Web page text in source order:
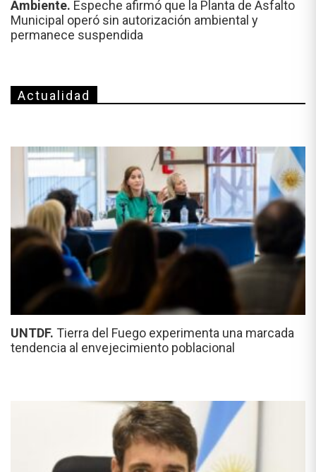
Ambiente. Espeche afirmó que la Planta de Asfalto
Municipal operó sin autorización ambiental y
permanece suspendida
Actualidad
UNTDF. Tierra del Fuego experimenta una marcada
tendencia al envejecimiento poblacional